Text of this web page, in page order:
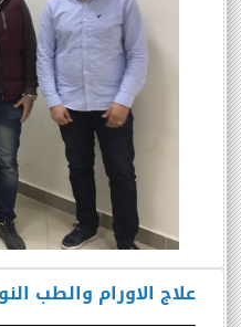
علاج الاورام والطب